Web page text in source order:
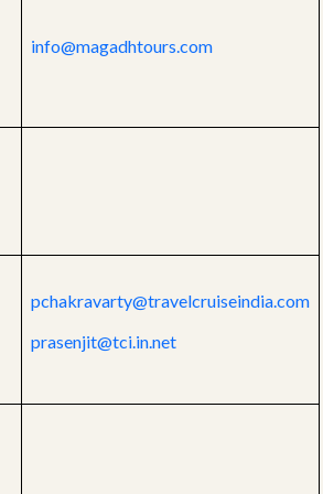
info@magadhtours.com
pchakravarty@travelcruiseindia.com
prasenjit@tci.in.net